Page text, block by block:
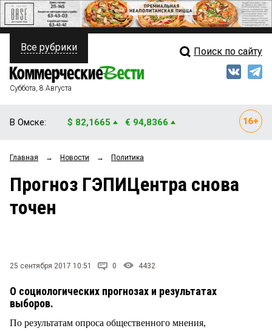
ПОЛИТИКА
ФИНАНСЫ
ОБЩЕСТВО
ЗАКОН
СТИЛЬ ЖИЗНИ
Свежий выпуск
Рейтинги
Все рубрики Поиск по сайту
Суббота, 8 Августа
В Омске: $ 82,1665 € 94,8366
Главная → Новости → Политика
Прогноз ГЭПИЦентра снова
точен
25 сентября 2017 10:51 0 4432
О социологических прогнозах и результатах
выборов.
По результатам опроса общественного мнения,